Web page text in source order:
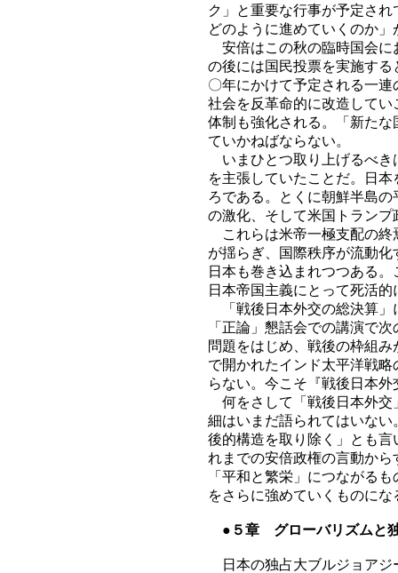
ク」と重要な行事が予定さ
どのように進めていくのか
安倍はこの秋の臨時国会に
の後には国民投票を実施す
〇年にかけて予定される一
社会を反革命的に改造して
体制も強化される。「新た
ていかねばならない。
いまひとつ取り上げるべき
を主張していたことだ。日
ろである。とくに朝鮮半島
の激化、そして米国トラン
これらは米帝一極支配の終
が揺らぎ、国際秩序が流動
日本も巻き込まれつつある
日本帝国主義にとって死活
「戦後日本外交の総決算」
「正論」懇話会での講演で
問題をはじめ、戦後の枠組
で開かれたインド太平洋戦
らない。今こそ『戦後日本
何をさして「戦後日本外交
細はいまだ語られてはいな
後的構造を取り除く」とも
れまでの安倍政権の言動か
「平和と繁栄」につながる
をさらに強めていくものに
●５章 グローバリズムと
日本の独占大ブルジョアジ